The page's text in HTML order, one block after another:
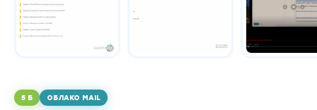
5 Б ОБЛАКО MAIL